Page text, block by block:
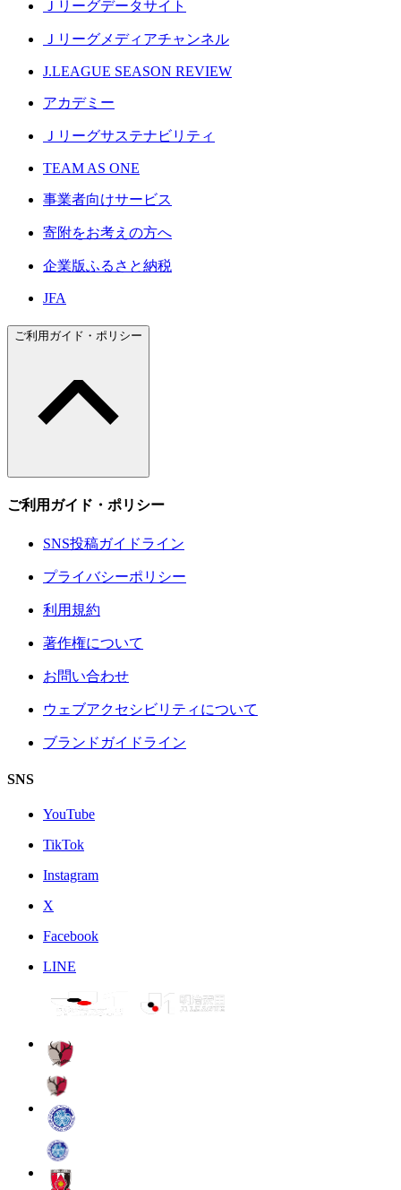
Ｊリーグデータサイト
Ｊリーグメディアチャンネル
J.LEAGUE SEASON REVIEW
アカデミー
Ｊリーグサステナビリティ
TEAM AS ONE
事業者向けサービス
寄附をお考えの方へ
企業版ふるさと納税
JFA
ご利用ガイド・ポリシー
ご利用ガイド・ポリシー
SNS投稿ガイドライン
プライバシーポリシー
利用規約
著作権について
お問い合わせ
ウェブアクセシビリティについて
ブランドガイドライン
SNS
YouTube
TikTok
Instagram
X
Facebook
LINE